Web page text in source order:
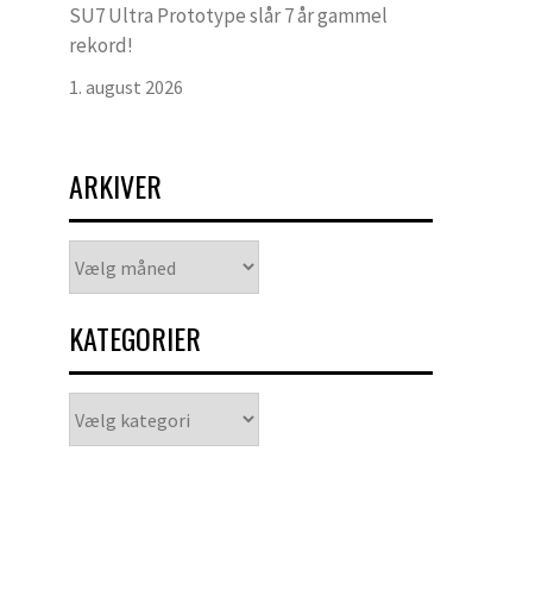
SU7 Ultra Prototype slår 7 år gammel
rekord!
1. august 2026
ARKIVER
KATEGORIER